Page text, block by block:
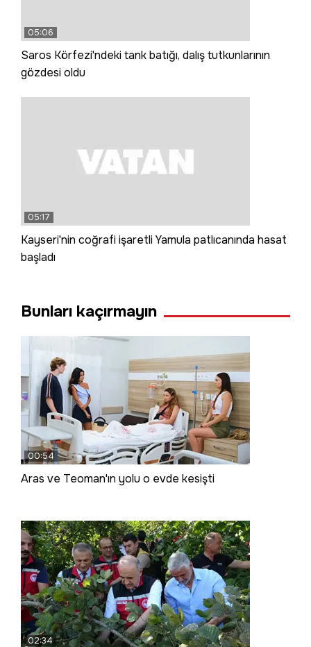
05:06
Saros Körfezi'ndeki tank batığı, dalış tutkunlarının
gözdesi oldu
05:17
Kayseri'nin coğrafi işaretli Yamula patlıcanında hasat
başladı
Bunları kaçırmayın
00:54
Aras ve Teoman'ın yolu o evde kesişti
02:34